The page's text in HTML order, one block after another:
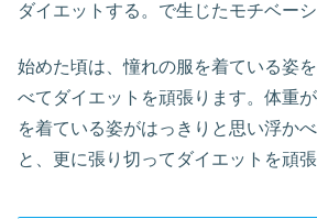
ダイエットする。で生じたモチベーシ
始めた頃は、憧れの服を着ている姿
べてダイエットを頑張ります。体重
を着ている姿がはっきりと思い浮か
と、更に張り切ってダイエットを頑張